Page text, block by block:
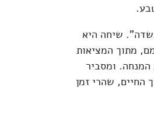
שיחה היא
מתוך המציאות
ומסביר
החיים, שהרי זמן